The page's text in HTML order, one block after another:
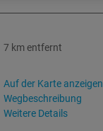
7 km entfernt
Auf der Karte anzeigen
Wegbeschreibung
Weitere Details